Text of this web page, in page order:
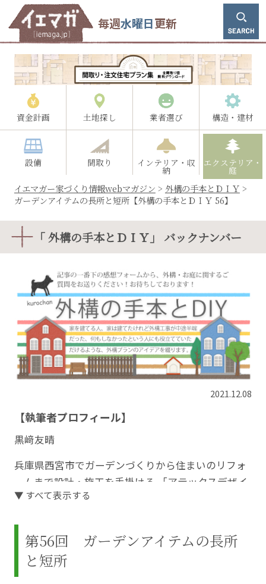
毎週水曜日更新
資金計画 土地探し 業者選び 構造・建材
設備 間取り インテリア・収
納
エクステリア・
庭
イエマガー家づくり情報webマガジン > 外構の手本とＤＩＹ >
ガーデンアイテムの長所と短所【外構の手本とＤＩＹ 56】
「 外構の手本とＤＩＹ」 バックナンバー
2021.12.08
【執筆者プロフィール】
黒﨑友晴
兵庫県西宮市でガーデンづくりから住まいのリフォ
ームまで設計・施工を手掛ける 「アテックスデザイ
ンワークス株式会社」の代表。
大切な住まいだからこそ、住まう人のライフスタイ
ルに合った機能的で快適なプランニングを心がけて
います。
▼ すべて表示する
第56回 ガーデンアイテムの長所
と短所